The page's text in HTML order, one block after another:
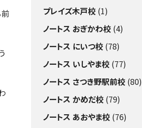
プレイズ木戸校(1)
ノートス おぎかわ校(4)
ノートス にいつ校(78)
ノートス いしやま校(77)
ノートス さつき野駅前校(80)
ノートス かめだ校(79)
ノートス あおやま校(76)